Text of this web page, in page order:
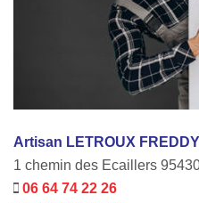
Artisan LETROUX FREDDY
1 chemin des Ecaillers
06 64 74 22 26